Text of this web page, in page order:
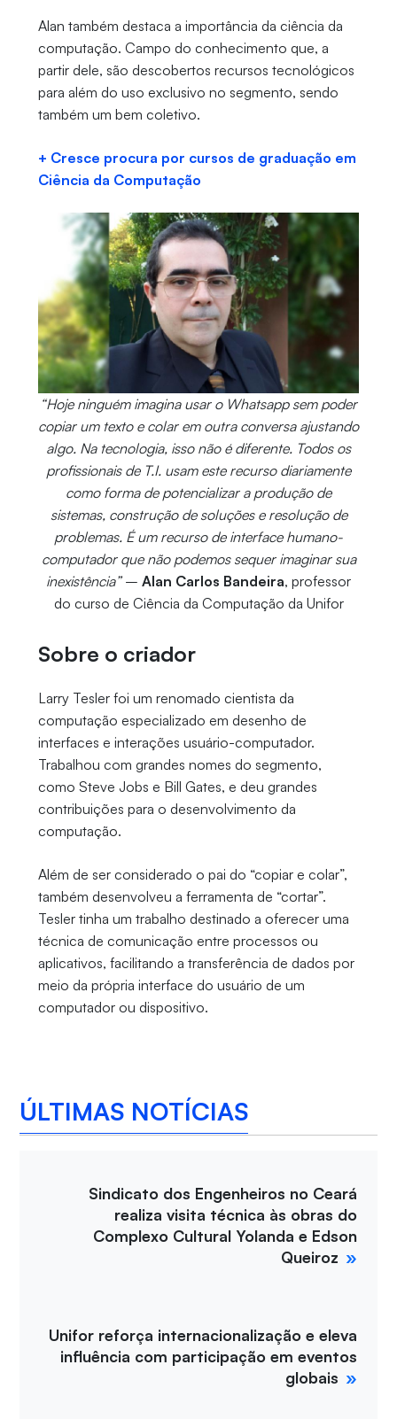
Alan também destaca a importância da ciência da
computação. Campo do conhecimento que, a
partir dele, são descobertos recursos tecnológicos
para além do uso exclusivo no segmento, sendo
também um bem coletivo.
+ Cresce procura por cursos de graduação em
Ciência da Computação
“Hoje ninguém imagina usar o Whatsapp sem poder
copiar um texto e colar em outra conversa ajustando
algo. Na tecnologia, isso não é diferente. Todos os
profissionais de T.I. usam este recurso diariamente
como forma de potencializar a produção de
sistemas, construção de soluções e resolução de
problemas. É um recurso de interface humano-
computador que não podemos sequer imaginar sua
inexistência”– Alan Carlos Bandeira, professor
do curso de Ciência da Computação da Unifor
Sobre o criador
Larry Tesler foi um renomado cientista da
computação especializado em desenho de
interfaces e interações usuário-computador.
Trabalhou com grandes nomes do segmento,
como Steve Jobs e Bill Gates, e deu grandes
contribuições para o desenvolvimento da
computação.
Além de ser considerado o pai do “copiar e colar”,
também desenvolveu a ferramenta de “cortar”.
Tesler tinha um trabalho destinado a oferecer uma
técnica de comunicação entre processos ou
aplicativos, facilitando a transferência de dados por
meio da própria interface do usuário de um
computador ou dispositivo.
ÚLTIMAS NOTÍCIAS
Sindicato dos Engenheiros no Ceará
realiza visita técnica às obras do
Complexo Cultural Yolanda e Edson
Queiroz
Unifor reforça internacionalização e eleva
influência com participação em eventos
globais